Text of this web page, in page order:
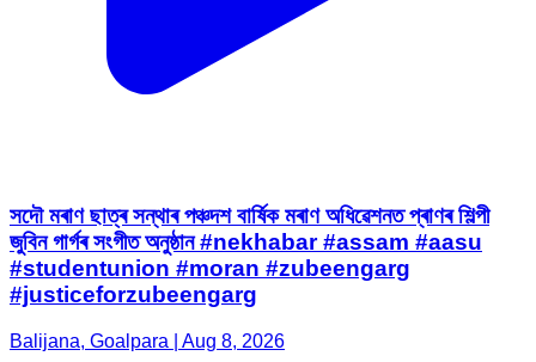
সদৌ মৰাণ ছাত্ৰ সন্থাৰ পঞ্চদশ বাৰ্ষিক মৰাণ অধিৱেশনত প্ৰাণৰ শিল্পী
জুবিন গাৰ্গৰ সংগীত অনুষ্ঠান #nekhabar #assam #aasu
#studentunion #moran #zubeengarg
#justiceforzubeengarg
Balijana, Goalpara | Aug 8, 2026